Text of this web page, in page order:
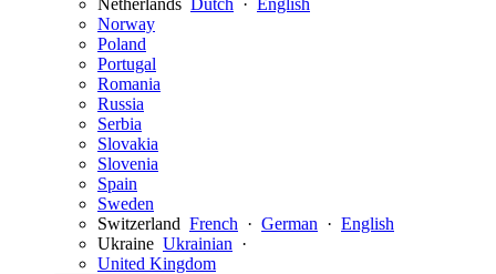
Norway
Poland
Portugal
Romania
Russia
Serbia
Slovakia
Slovenia
Spain
Sweden
Switzerland French · German · English
Ukraine Ukrainian ·
United Kingdom